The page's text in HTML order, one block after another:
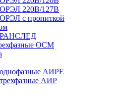
220В/127В
с пропиткой
ОСМ
однофазные АИРЕ
АИР